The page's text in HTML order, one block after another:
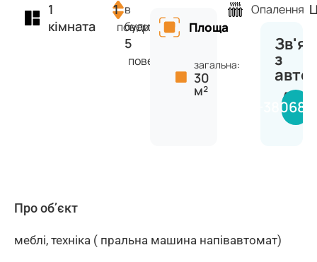
1
кімната
1
поверх
в
будинку
5
поверхів
Площа
загальна:
30
м²
Опалення
з
Про об’єкт
меблі, техніка ( пральна машина напівавтомат)